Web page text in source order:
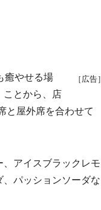
［広告］
癒やせる場
ことから、店
と屋外席を合わせて
アイスブラックレモ
パッションソーダな